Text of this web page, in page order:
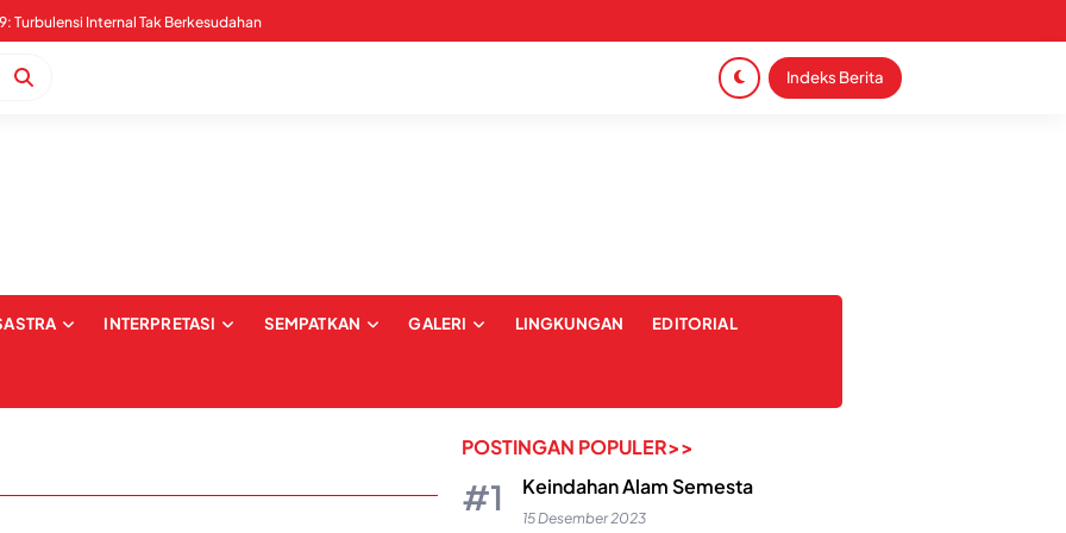
Indeks Berita
INTERPRETASI SEMPATKAN GALERI LINGKUNGAN EDITORIAL
POSTINGAN POPULER>>
Keindahan Alam Semesta
15 Desember 2023